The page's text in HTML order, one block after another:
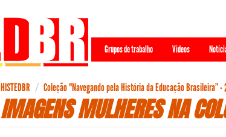
Grupos de trabalho Videos
HISTEDBR Coleção "Navegando pela História da Educação Brasileira” -
IMAGENS MULHERES NA